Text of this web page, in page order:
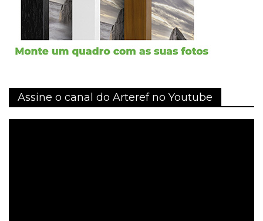
Assine o canal do Arteref no Youtube